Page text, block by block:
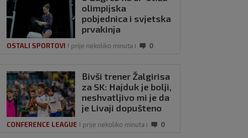
olimpijska
pobjednica i svjetska
prvakinja
OSTALI SPORTOVI prije nekoliko minuta 0
Bivši trener Žalgirisa
za SK: Hajduk je bolji,
neshvatljivo mi je da
je Livaji dopušteno
Varaždinu
CONFERENCE LEAGUE prije nekoliko minuta 0